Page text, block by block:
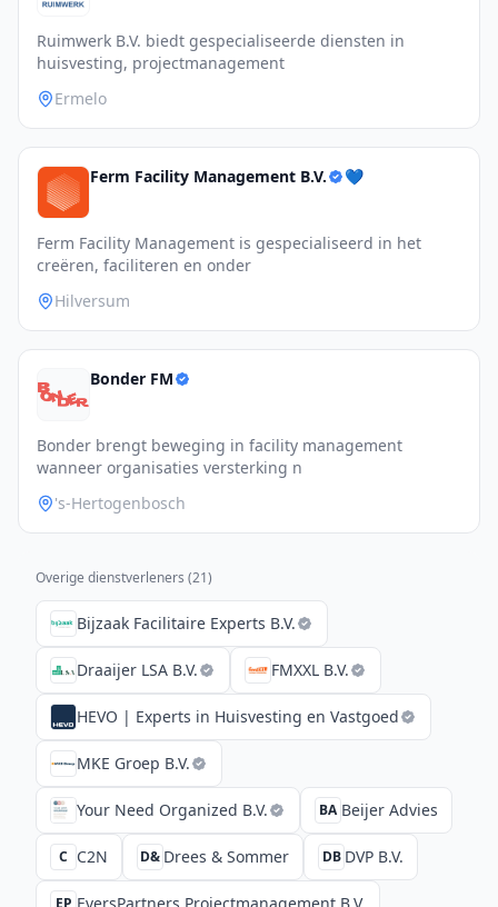
Ruimwerk B.V. biedt gespecialiseerde diensten in
huisvesting, projectmanagement
Ermelo
Ferm Facility Management B.V. 💙
Ferm Facility Management is gespecialiseerd in het
creëren, faciliteren en onder
Hilversum
Bonder FM
Bonder brengt beweging in facility management
wanneer organisaties versterking n
's-Hertogenbosch
Overige dienstverleners (21)
Bijzaak Facilitaire Experts B.V.
Draaijer LSA B.V. FMXXL B.V.
HEVO | Experts in Huisvesting en Vastgoed
MKE Groep B.V.
Your Need Organized B.V. BA Beijer Advies
C C2N D& Drees & Sommer DB DVP B.V.
EP